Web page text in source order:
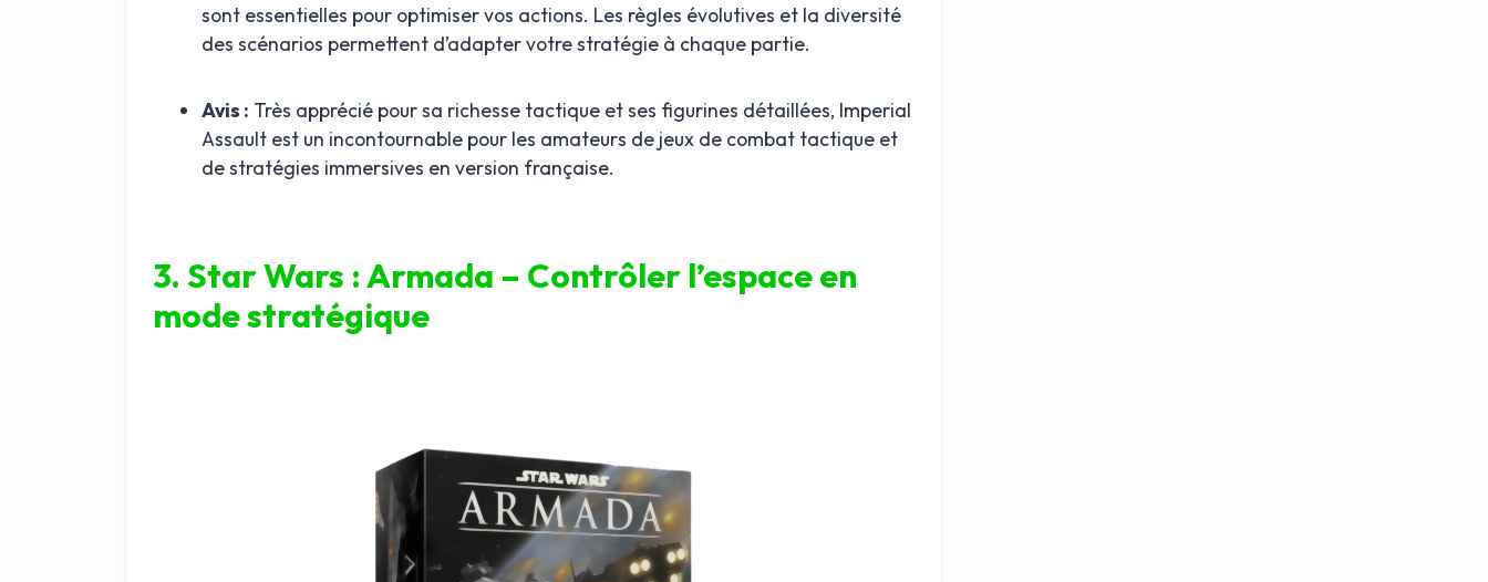
sont essentielles pour optimiser vos actions. Les règles évolutives et la diversité
des scénarios permettent d’adapter votre stratégie à chaque partie.
Avis : Très apprécié pour sa richesse tactique et ses figurines détaillées, Imperial
Assault est un incontournable pour les amateurs de jeux de combat tactique et
de stratégies immersives en version française.
3. Star Wars : Armada – Contrôler l’espace en
mode stratégique